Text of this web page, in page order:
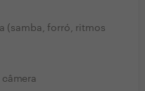
(samba, forró, ritmos